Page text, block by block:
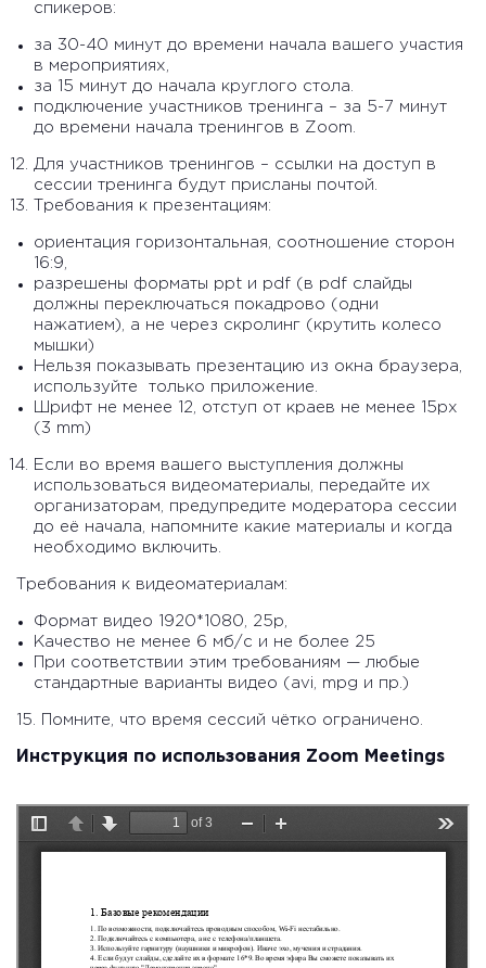
спикеров:
за 30-40 минут до времени начала вашего участия
в мероприятиях,
за 15 минут до начала круглого стола.
подключение участников тренинга – за 5-7 минут
до времени начала тренингов в Zoom.
Для участников тренингов – ссылки на доступ в
сессии тренинга будут присланы почтой.
Требования к презентациям:
ориентация горизонтальная, соотношение сторон
16:9,
разрешены форматы ppt и pdf (в pdf слайды
должны переключаться покадрово (одни
нажатием), а не через скролинг (крутить колесо
мышки)
Нельзя показывать презентацию из окна браузера,
используйте только приложение.
Шрифт не менее 12, отступ от краев не менее 15px
(3 mm)
Если во время вашего выступления должны
использоваться видеоматериалы, передайте их
организаторам, предупредите модератора сессии
до её начала, напомните какие материалы и когда
необходимо включить.
Требования к видеоматериалам:
Формат видео 1920*1080, 25p,
Качество не менее 6 мб/с и не более 25
При соответствии этим требованиям — любые
стандартные варианты видео (avi, mpg и пр.)
15. Помните, что время сессий чётко ограничено.
Инструкция по использования Zoom Meetings